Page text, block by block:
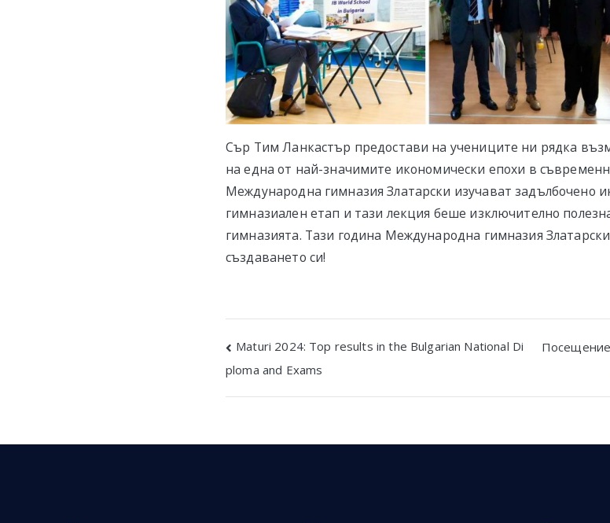
Сър Тим Ланкастър предостави на учениците ни рядка
на една от най-значимите икономически епохи в
Международна гимназия Златарски изучават задълбочено
гимназиален етап и тази лекция беше изключително
гимназията. Тази година Международна гимназия
създаването си!
Post
navigation
Maturi 2024: Top results in the Bulgarian National Di
ploma and Exams
Посещение